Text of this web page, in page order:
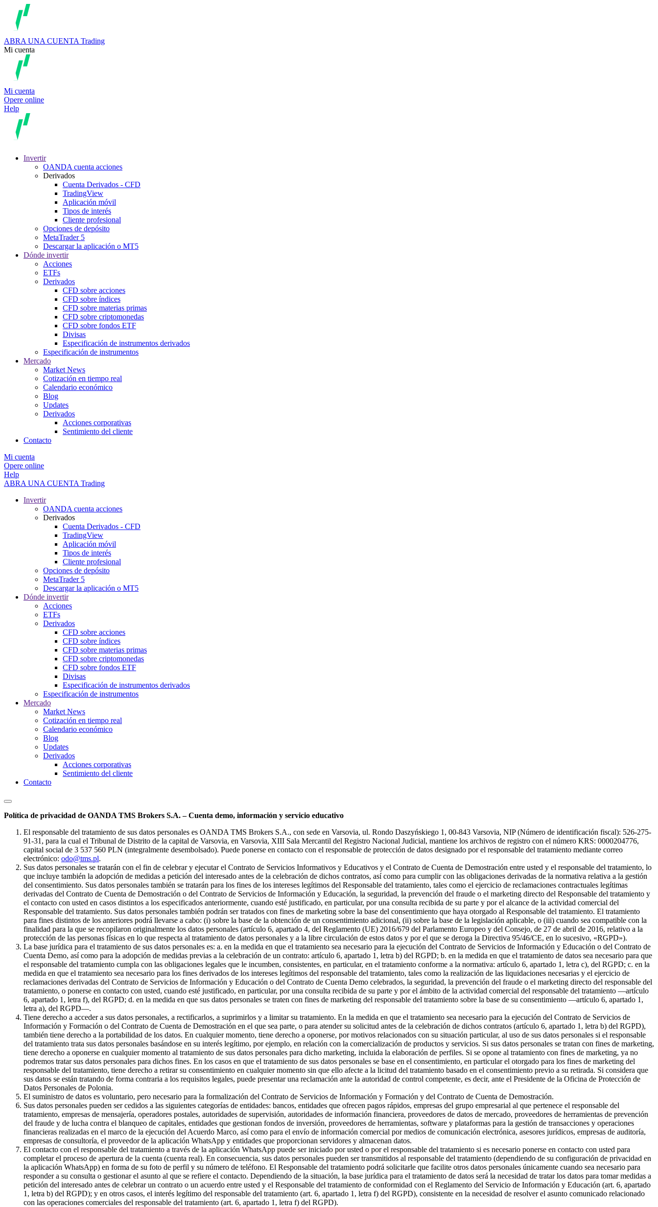
ABRA UNA CUENTA Trading
Mi cuenta
Mi cuenta
Opere online
Help
Invertir
OANDA cuenta acciones
Derivados
Cuenta Derivados - CFD
TradingView
Aplicación móvil
Tipos de interés
Cliente profesional
Opciones de depósito
MetaTrader 5
Descargar la aplicación o MT5
Dónde invertir
Acciones
ETFs
Derivados
CFD sobre acciones
CFD sobre índices
CFD sobre materias primas
CFD sobre criptomonedas
CFD sobre fondos ETF
Divisas
Especificación de instrumentos derivados
Especificación de instrumentos
Mercado
Market News
Cotización en tiempo real
Calendario económico
Blog
Updates
Derivados
Acciones corporativas
Sentimiento del cliente
Contacto
Mi cuenta
Opere online
Help
ABRA UNA CUENTA Trading
Invertir
OANDA cuenta acciones
Derivados
Cuenta Derivados - CFD
TradingView
Aplicación móvil
Tipos de interés
Cliente profesional
Opciones de depósito
MetaTrader 5
Descargar la aplicación o MT5
Dónde invertir
Acciones
ETFs
Derivados
CFD sobre acciones
CFD sobre índices
CFD sobre materias primas
CFD sobre criptomonedas
CFD sobre fondos ETF
Divisas
Especificación de instrumentos derivados
Especificación de instrumentos
Mercado
Market News
Cotización en tiempo real
Calendario económico
Blog
Updates
Derivados
Acciones corporativas
Sentimiento del cliente
Contacto
Política de privacidad de OANDA TMS Brokers S.A. – Cuenta demo, información y servicio educativo
El responsable del tratamiento de sus datos personales es OANDA TMS Brokers S.A., con sede en Varsovia, ul. Rondo Daszyńskiego 1, 00-843 Varsovia, NIP (Número de identificación fiscal): 526-275-
91-31, para la cual el Tribunal de Distrito de la capital de Varsovia, en Varsovia, XIII Sala Mercantil del Registro Nacional Judicial, mantiene los archivos de registro con el número KRS: 0000204776,
capital social de 3 537 560 PLN (integralmente desembolsado). Puede ponerse en contacto con el responsable de protección de datos designado por el responsable del tratamiento mediante correo
electrónico: odo@tms.pl.
Sus datos personales se tratarán con el fin de celebrar y ejecutar el Contrato de Servicios Informativos y Educativos y el Contrato de Cuenta de Demostración entre usted y el responsable del tratamiento, lo
que incluye también la adopción de medidas a petición del interesado antes de la celebración de dichos contratos, así como para cumplir con las obligaciones derivadas de la normativa relativa a la gestión
del consentimiento. Sus datos personales también se tratarán para los fines de los intereses legítimos del Responsable del tratamiento, tales como el ejercicio de reclamaciones contractuales legítimas
derivadas del Contrato de Cuenta de Demostración o del Contrato de Servicios de Información y Educación, la seguridad, la prevención del fraude o el marketing directo del Responsable del tratamiento y
el contacto con usted en casos distintos a los especificados anteriormente, cuando esté justificado, en particular, por una consulta recibida de su parte y por el alcance de la actividad comercial del
Responsable del tratamiento. Sus datos personales también podrán ser tratados con fines de marketing sobre la base del consentimiento que haya otorgado al Responsable del tratamiento. El tratamiento
para fines distintos de los anteriores podrá llevarse a cabo: (i) sobre la base de la obtención de un consentimiento adicional, (ii) sobre la base de la legislación aplicable, o (iii) cuando sea compatible con la
finalidad para la que se recopilaron originalmente los datos personales (artículo 6, apartado 4, del Reglamento (UE) 2016/679 del Parlamento Europeo y del Consejo, de 27 de abril de 2016, relativo a la
protección de las personas físicas en lo que respecta al tratamiento de datos personales y a la libre circulación de estos datos y por el que se deroga la Directiva 95/46/CE, en lo sucesivo, «RGPD»).
La base jurídica para el tratamiento de sus datos personales es: a. en la medida en que el tratamiento sea necesario para la ejecución del Contrato de Servicios de Información y Educación o del Contrato de
Cuenta Demo, así como para la adopción de medidas previas a la celebración de un contrato: artículo 6, apartado 1, letra b) del RGPD; b. en la medida en que el tratamiento de datos sea necesario para que
el responsable del tratamiento cumpla con las obligaciones legales que le incumben, consistentes, en particular, en el tratamiento conforme a la normativa: artículo 6, apartado 1, letra c), del RGPD; c. en la
medida en que el tratamiento sea necesario para los fines derivados de los intereses legítimos del responsable del tratamiento, tales como la realización de las liquidaciones necesarias y el ejercicio de
reclamaciones derivadas del Contrato de Servicios de Información y Educación o del Contrato de Cuenta Demo celebrados, la seguridad, la prevención del fraude o el marketing directo del responsable del
tratamiento, o ponerse en contacto con usted, cuando esté justificado, en particular, por una consulta recibida de su parte y por el ámbito de la actividad comercial del responsable del tratamiento —artículo
6, apartado 1, letra f), del RGPD; d. en la medida en que sus datos personales se traten con fines de marketing del responsable del tratamiento sobre la base de su consentimiento —artículo 6, apartado 1,
letra a), del RGPD—.
Tiene derecho a acceder a sus datos personales, a rectificarlos, a suprimirlos y a limitar su tratamiento. En la medida en que el tratamiento sea necesario para la ejecución del Contrato de Servicios de
Información y Formación o del Contrato de Cuenta de Demostración en el que sea parte, o para atender su solicitud antes de la celebración de dichos contratos (artículo 6, apartado 1, letra b) del RGPD),
también tiene derecho a la portabilidad de los datos. En cualquier momento, tiene derecho a oponerse, por motivos relacionados con su situación particular, al uso de sus datos personales si el responsable
del tratamiento trata sus datos personales basándose en su interés legítimo, por ejemplo, en relación con la comercialización de productos y servicios. Si sus datos personales se tratan con fines de marketing,
tiene derecho a oponerse en cualquier momento al tratamiento de sus datos personales para dicho marketing, incluida la elaboración de perfiles. Si se opone al tratamiento con fines de marketing, ya no
podremos tratar sus datos personales para dichos fines. En los casos en que el tratamiento de sus datos personales se base en el consentimiento, en particular el otorgado para los fines de marketing del
responsable del tratamiento, tiene derecho a retirar su consentimiento en cualquier momento sin que ello afecte a la licitud del tratamiento basado en el consentimiento previo a su retirada. Si considera que
sus datos se están tratando de forma contraria a los requisitos legales, puede presentar una reclamación ante la autoridad de control competente, es decir, ante el Presidente de la Oficina de Protección de
Datos Personales de Polonia.
El suministro de datos es voluntario, pero necesario para la formalización del Contrato de Servicios de Información y Formación y del Contrato de Cuenta de Demostración.
Sus datos personales pueden ser cedidos a las siguientes categorías de entidades: bancos, entidades que ofrecen pagos rápidos, empresas del grupo empresarial al que pertenece el responsable del
tratamiento, empresas de mensajería, operadores postales, autoridades de supervisión, autoridades de información financiera, proveedores de datos de mercado, proveedores de herramientas de prevención
del fraude y de lucha contra el blanqueo de capitales, entidades que gestionan fondos de inversión, proveedores de herramientas, software y plataformas para la gestión de transacciones y operaciones
financieras realizadas en el marco de la ejecución del Acuerdo Marco, así como para el envío de información comercial por medios de comunicación electrónica, asesores jurídicos, empresas de auditoría,
empresas de consultoría, el proveedor de la aplicación WhatsApp y entidades que proporcionan servidores y almacenan datos.
El contacto con el responsable del tratamiento a través de la aplicación WhatsApp puede ser iniciado por usted o por el responsable del tratamiento si es necesario ponerse en contacto con usted para
completar el proceso de apertura de la cuenta (cuenta real). En consecuencia, sus datos personales pueden ser transmitidos al responsable del tratamiento (dependiendo de su configuración de privacidad en
la aplicación WhatsApp) en forma de su foto de perfil y su número de teléfono. El Responsable del tratamiento podrá solicitarle que facilite otros datos personales únicamente cuando sea necesario para
responder a su consulta o gestionar el asunto al que se refiere el contacto. Dependiendo de la situación, la base jurídica para el tratamiento de datos será la necesidad de tratar los datos para tomar medidas a
petición del interesado antes de celebrar un contrato o un acuerdo entre usted y el Responsable del tratamiento de conformidad con el Reglamento del Servicio de Información y Educación (art. 6, apartado
1, letra b) del RGPD); y en otros casos, el interés legítimo del responsable del tratamiento (art. 6, apartado 1, letra f) del RGPD), consistente en la necesidad de resolver el asunto comunicado relacionado
con las operaciones comerciales del responsable del tratamiento (art. 6, apartado 1, letra f) del RGPD).